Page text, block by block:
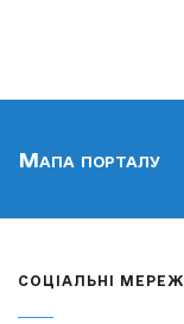
Мапа порталу
СОЦІАЛЬНІ